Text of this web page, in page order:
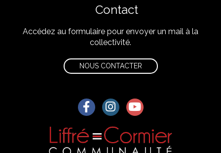
Contact
Accédez au formulaire pour envoyer un mail à la
collectivité.
NOUS CONTACTER
Lien vers le compte Facebook
Lien vers le compte
Lien vers la chaîne